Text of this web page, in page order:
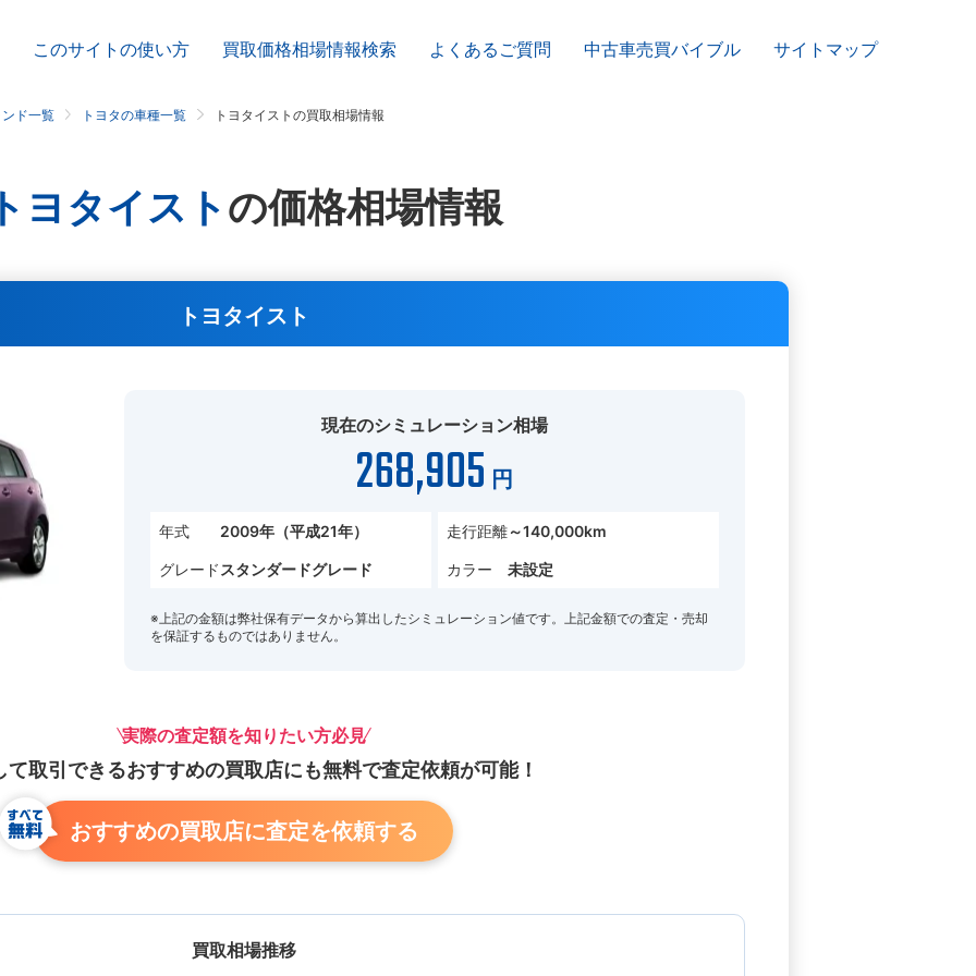
このサイトの使い方 買取価格相場情報検索 よくあるご質問 中古車売買バイブル サイトマップ
ド一覧 トヨタの車種一覧 トヨタイストの買取相場情報
ヨタイストの価格相場情報
トヨタイスト
現在のシミュレーション相場
268,905 円
年式 2009年（平成21年） 走行距離～140,000km
グレード スタンダードグレード カラー 未設定
※上記の金額は弊社保有データから算出したシミュレーション値です。上記金額での査定・売却
を保証するものではありません。
実際の査定額を知りたい方必見
て取引できるおすすめの買取店にも無料で査定依頼が可能！
おすすめの買取店に査定を依頼する
買取相場推移